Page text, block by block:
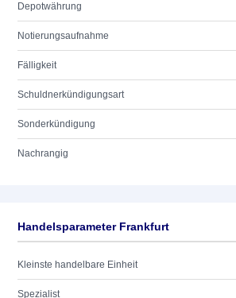
Depotwährung
Notierungsaufnahme
Fälligkeit
Schuldnerkündigungsart
Sonderkündigung
Nachrangig
Handelsparameter Frankfurt
Kleinste handelbare Einheit
Spezialist